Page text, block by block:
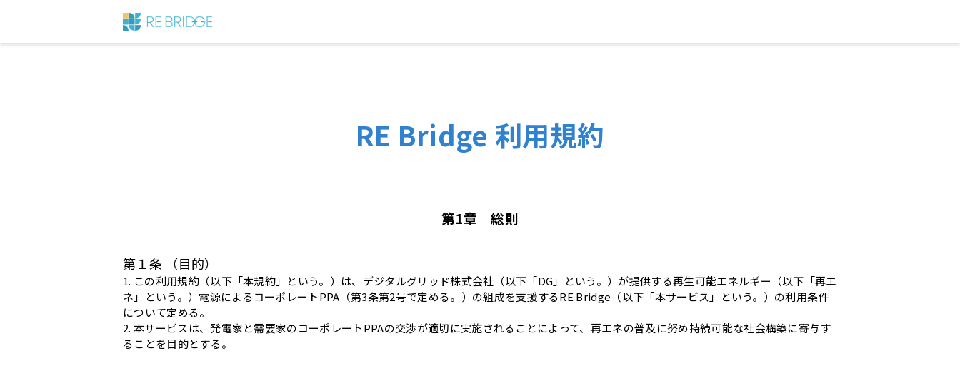
RE Bridge 利用規約
第1章 総則
第１条 （目的）
1. この利用規約（以下「本規約」という。）は、デジタルグリッド株式会社（以下「DG」という。）が提供する再生可能エネルギー（以下「再エ
ネ」という。）電源によるコーポレートPPA（第3条第2号で定める。）の組成を支援するRE Bridge（以下「本サービス」という。）の利用条件
について定める。
2. 本サービスは、発電家と需要家のコーポレートPPAの交渉が適切に実施されることによって、再エネの普及に努め持続可能な社会構築に寄与す
ることを目的とする。